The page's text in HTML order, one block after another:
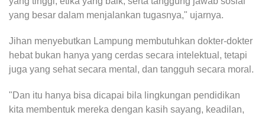
yang besar dalam menjalankan tugasnya," ujarnya.
Jihan menyebutkan Lampung membutuhkan dokter-dokter
hebat bukan hanya yang cerdas secara intelektual, tetapi
juga yang sehat secara mental, dan tangguh secara moral.
"Dan itu hanya bisa dicapai bila lingkungan pendidikan
kita membentuk mereka dengan kasih sayang, keadilan,